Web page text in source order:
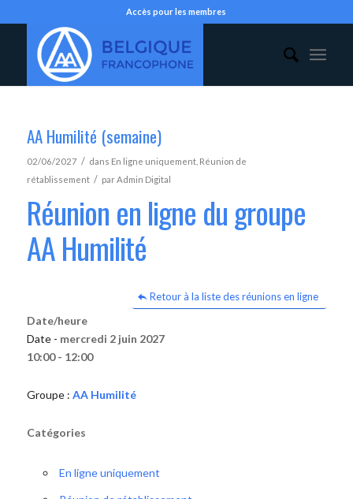
Accès pour les membres
AA Humilité (semaine)
02/06/2027 / dans En ligne uniquement, Réunion de
rétablissement / parAdmin Digital
Réunion en ligne du groupe
AA Humilité
Retour à la liste des réunions en ligne
Date/heure
Date - mercredi 2 juin 2027
10:00 - 12:00
Groupe : AA Humilité
Catégories
En ligne uniquement